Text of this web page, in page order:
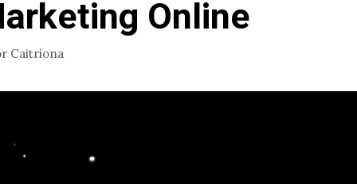
Online
Caitriona